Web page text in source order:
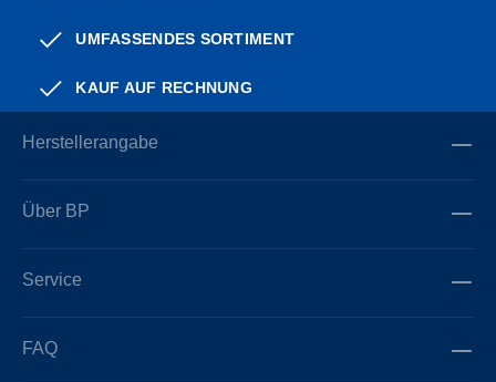
UMFASSENDES SORTIMENT
KAUF AUF RECHNUNG
Herstellerangabe
Über BP
Service
FAQ